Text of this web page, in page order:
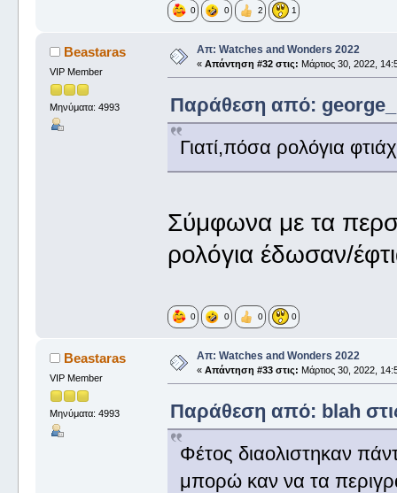
0 0 2 1
Beastaras
VIP Member
Μηνύματα: 4993
Απ: Watches and Wonders 2022
« Απάντηση #32 στις: Μάρτιος 30, 2022,
Παράθεση από: george_
Γιατί,πόσα ρολόγια
Σύμφωνα με τα
ρολόγια έδωσαν/
0 0 0 0
Beastaras
VIP Member
Μηνύματα: 4993
Απ: Watches and Wonders 2022
« Απάντηση #33 στις: Μάρτιος 30, 2022,
Παράθεση από: blah
Φέτος διαολιστηκαν
μπορώ καν να τα